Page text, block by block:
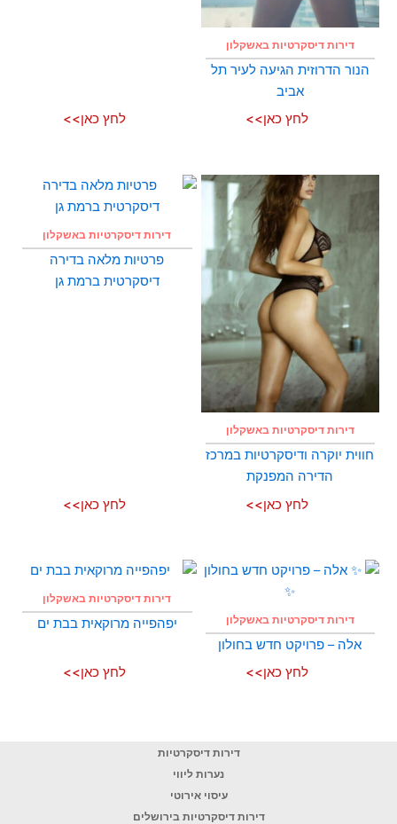
דירות דיסקרטיות באשקלון
הנור הדרוזית הגיעה לעיר תל
אביב
לחץ כאן>>
לחץ כאן>>
דירות דיסקרטיות באשקלון
חווית יוקרה ודיסקרטיות במרכז
הדירה המפנקת
לחץ כאן>>
דירות דיסקרטיות באשקלון
פרטיות מלאה בדירה
דיסקרטית ברמת גן
לחץ כאן>>
דירות דיסקרטיות באשקלון
אלה – פרויקט חדש בחולון
לחץ כאן>>
דירות דיסקרטיות באשקלון
יפהפייה מרוקאית בבת ים
לחץ כאן>>
דירות דיסקרטיות
נערות ליווי
עיסוי אירוטי
דירות דיסקרטיות בירושלים